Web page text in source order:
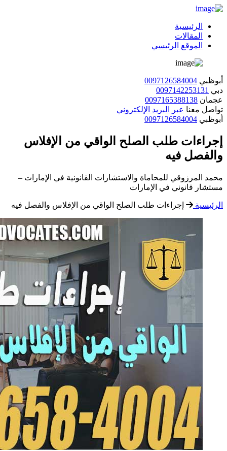
الرئيسية
المقالات
الموقع الرئيسي
أبوظبي 0097126584004
دبي 0097142253131
عجمان 0097165388138
تواصل معنا عبر البريد الإلكتروني
أبوظبي 0097126584004
إجراءات طلب الصلح الواقي من الإفلاس
والفصل فيه
محمد المرزوقي للمحاماة والاستشارات القانونية في الإمارات –
مستشار قانوني في الإمارات
الرئيسية إجراءات طلب الصلح الواقي من الإفلاس والفصل فيه